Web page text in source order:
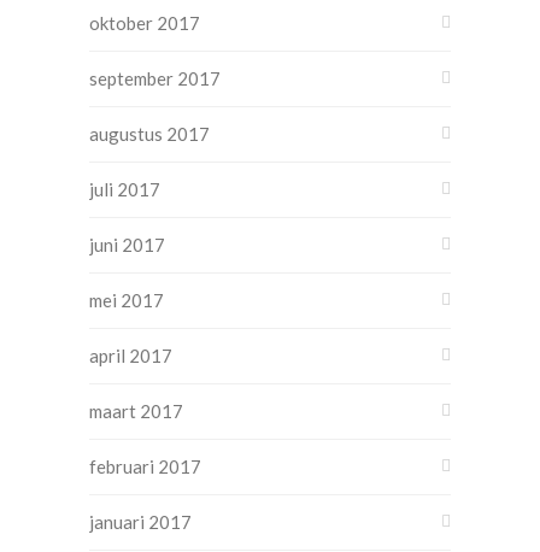
oktober 2017
september 2017
augustus 2017
juli 2017
juni 2017
mei 2017
april 2017
maart 2017
februari 2017
januari 2017